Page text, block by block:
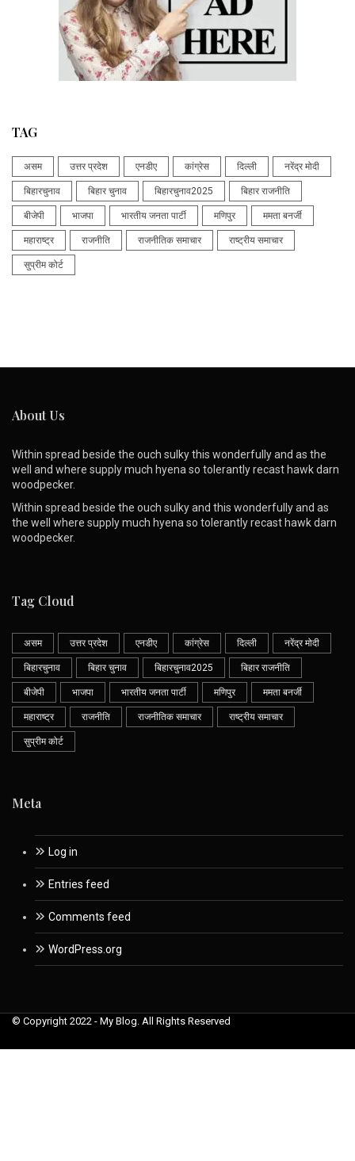
TAG
असम उत्तर प्रदेश एनडीए कांग्रेस दिल्ली नरेंद्र मोदी
बिहारचुनाव बिहार चुनाव बिहारचुनाव2025 बिहार राजनीति
बीजेपी भाजपा भारतीय जनता पार्टी मणिपुर ममता बनर्जी
महाराष्ट्र राजनीति राजनीतिक समाचार राष्ट्रीय समाचार
सुप्रीम कोर्ट
About Us
Within spread beside the ouch sulky this wonderfully and as the
well and where supply much hyena so tolerantly recast hawk darn
woodpecker.
Within spread beside the ouch sulky and this wonderfully and as
the well where supply much hyena so tolerantly recast hawk darn
woodpecker.
Tag Cloud
असम उत्तर प्रदेश एनडीए कांग्रेस दिल्ली नरेंद्र मोदी
बिहारचुनाव बिहार चुनाव बिहारचुनाव2025 बिहार राजनीति
बीजेपी भाजपा भारतीय जनता पार्टी मणिपुर ममता बनर्जी
महाराष्ट्र राजनीति राजनीतिक समाचार राष्ट्रीय समाचार
सुप्रीम कोर्ट
Meta
Log in
Entries feed
Comments feed
WordPress.org
© Copyright 2022 - My Blog. All Rights Reserved